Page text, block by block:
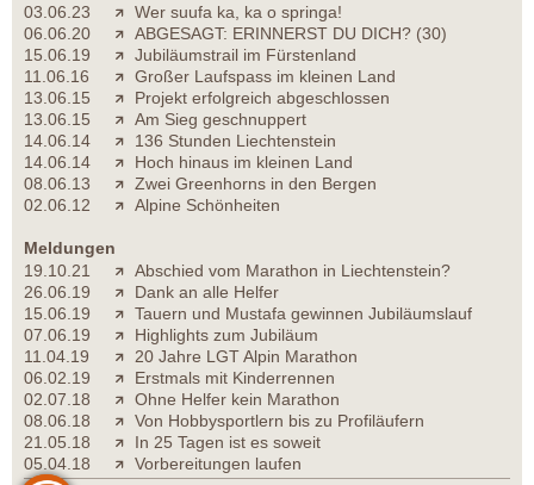
03.06.23
Wer suufa ka, ka o springa!
06.06.20
ABGESAGT: ERINNERST DU DICH? (30)
15.06.19
Jubiläumstrail im Fürstenland
11.06.16
Großer Laufspass im kleinen Land
13.06.15
Projekt erfolgreich abgeschlossen
13.06.15
Am Sieg geschnuppert
14.06.14
136 Stunden Liechtenstein
14.06.14
Hoch hinaus im kleinen Land
08.06.13
Zwei Greenhorns in den Bergen
02.06.12
Alpine Schönheiten
Meldungen
19.10.21
Abschied vom Marathon in Liechtenstein?
26.06.19
Dank an alle Helfer
15.06.19
Tauern und Mustafa gewinnen Jubiläumslauf
07.06.19
Highlights zum Jubiläum
11.04.19
20 Jahre LGT Alpin Marathon
06.02.19
Erstmals mit Kinderrennen
02.07.18
Ohne Helfer kein Marathon
08.06.18
Von Hobbysportlern bis zu Profiläufern
21.05.18
In 25 Tagen ist es soweit
05.04.18
Vorbereitungen laufen